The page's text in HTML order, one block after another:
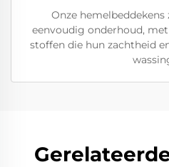
Onze
eenvoudig onderhoud,
stoffen die hun zachtheid